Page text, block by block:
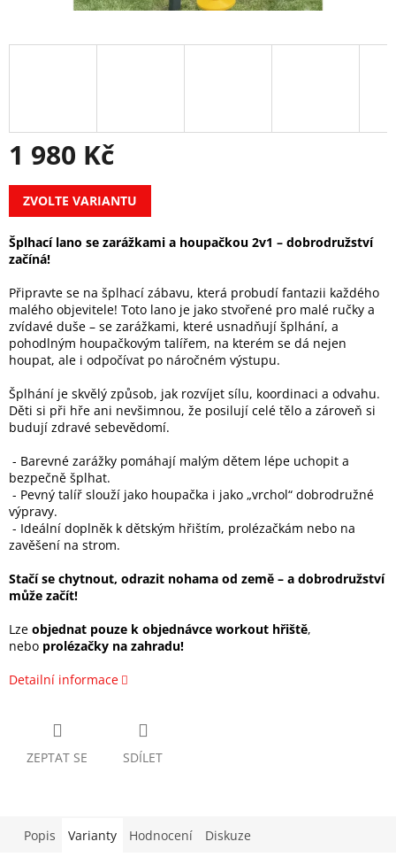
1 980 Kč
Měrná
cena:
ZVOLTE VARIANTU
Šplhací lano se zarážkami a houpačkou 2v1 – dobrodružství
začíná!
Připravte se na šplhací zábavu, která probudí fantazii každého
malého objevitele! Toto lano je jako stvořené pro malé ručky a
zvídavé duše – se zarážkami, které usnadňují šplhání, a
pohodlným houpačkovým talířem, na kterém se dá nejen
houpat, ale i odpočívat po náročném výstupu.
Šplhání je skvělý způsob, jak rozvíjet sílu, koordinaci a odvahu.
Děti si při hře ani nevšimnou, že posilují celé tělo a zároveň si
budují zdravé sebevědomí.
- Barevné zarážky pomáhají malým dětem lépe uchopit a
bezpečně šplhat.
- Pevný talíř slouží jako houpačka i jako „vrchol“ dobrodružné
výpravy.
- Ideální doplněk k dětským hřištím, prolézačkám nebo na
zavěšení na strom.
Stačí se chytnout, odrazit nohama od země – a dobrodružství
může začít!
Lze objednat pouze k objednávce workout hřiště,
nebo prolézačky na zahradu!
Detailní informace
ZEPTAT SE SDÍLET
Popis Varianty Hodnocení Diskuze